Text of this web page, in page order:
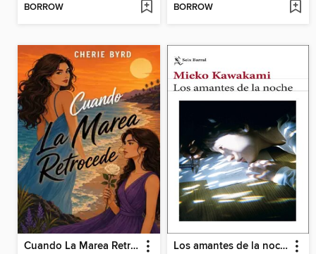
BORROW BORROW
Cuando La Marea Retrocede Los amantes de la noche